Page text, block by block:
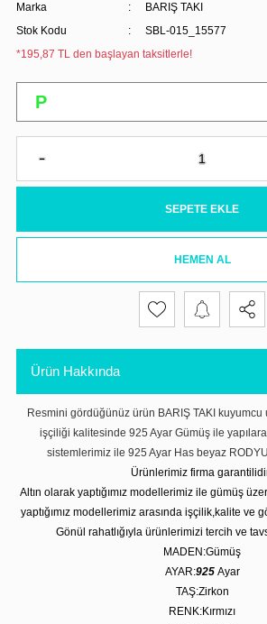
Marka
BARIŞ TAKI
Stok Kodu
SBL-015_15577
*195,87 TL den başlayan taksitlerle!
SEPETE EKLE
HEMEN AL
Ürün Hakkında
Resmini gördüğünüz ürün BARIŞ TAKI kuyumcu
işçiliği kalitesinde 925 Ayar Gümüş ile
sistemlerimiz ile 925 Ayar Has beyaz
Ürünlerimiz firma
Altın olarak yaptığımız modellerimiz ile gümüş
yaptığımız modellerimiz arasında işçilik,kalite ve
Gönül rahatlığıyla ürünlerimizi tercih ve
MADEN:Gümüş
AYAR:925 Ayar
TAŞ:Zirkon
RENK:Kırmızı